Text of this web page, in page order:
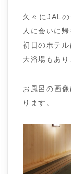
久々にJAL
人に会いに帰
初日のホテル
大浴場もあ
お風呂の画像
ります。